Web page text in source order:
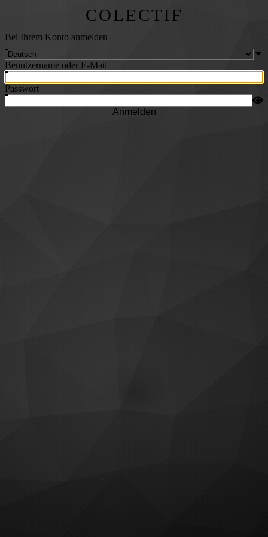
COLECTIF
Bei Ihrem Konto anmelden
Benutzername oder E-Mail
Passwort
Anmelden